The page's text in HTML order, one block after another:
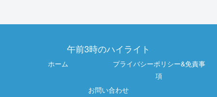
午前3時のハイライト
ホーム
プライバシーポリシー&免責事
項
お問い合わせ